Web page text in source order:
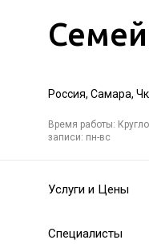
Россия, Самара,
Время работы:
записи: пн-вс
Услуги и Цены
Специалисты